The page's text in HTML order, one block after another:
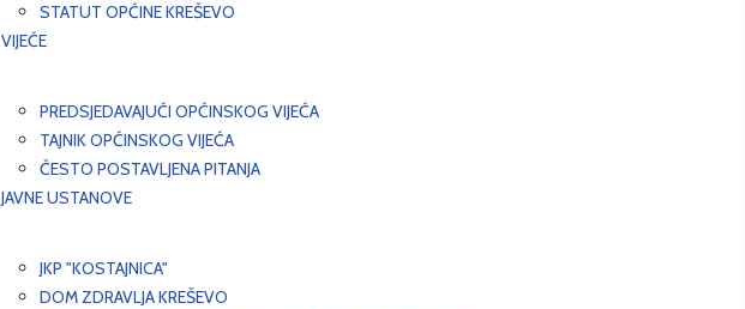
STATUT OPĆINE KREŠEVO
VIJEĆE
PREDSJEDAVAJUĆI OPĆINSKOG VIJEĆA
TAJNIK OPĆINSKOG VIJEĆA
ČESTO POSTAVLJENA PITANJA
JAVNE USTANOVE
JKP "KOSTAJNICA"
DOM ZDRAVLJA KREŠEVO